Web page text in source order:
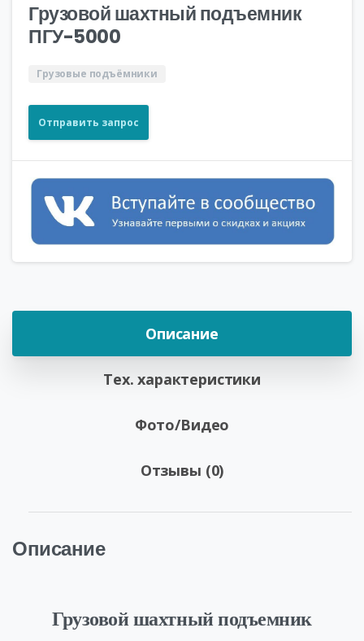
Грузовой шахтный подъемник
ПГУ-5000
Грузовые подъёмники
Отправить запрос
Описание
Тех. характеристики
Фото/Видео
Отзывы (0)
Описание
Грузовой шахтный подъемник